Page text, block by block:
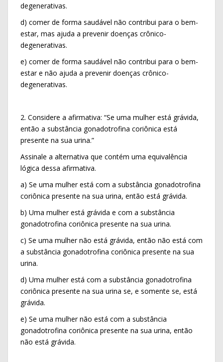
degenerativas.
d) comer de forma saudável não contribui para o bem-
estar, mas ajuda a prevenir doenças crônico-
degenerativas.
e) comer de forma saudável não contribui para o bem-
estar e não ajuda a prevenir doenças crônico-
degenerativas.
2. Considere a afirmativa: “Se uma mulher está grávida,
então a substância gonadotrofina coriônica está
presente na sua urina.”
Assinale a alternativa que contém uma equivalência
lógica dessa afirmativa.
a) Se uma mulher está com a substância gonadotrofina
coriônica presente na sua urina, então está grávida.
b) Uma mulher está grávida e com a substância
gonadotrofina coriônica presente na sua urina.
c) Se uma mulher não está grávida, então não está com
a substância gonadotrofina coriônica presente na sua
urina.
d) Uma mulher está com a substância gonadotrofina
coriônica presente na sua urina se, e somente se, está
grávida.
e) Se uma mulher não está com a substância
gonadotrofina coriônica presente na sua urina, então
não está grávida.